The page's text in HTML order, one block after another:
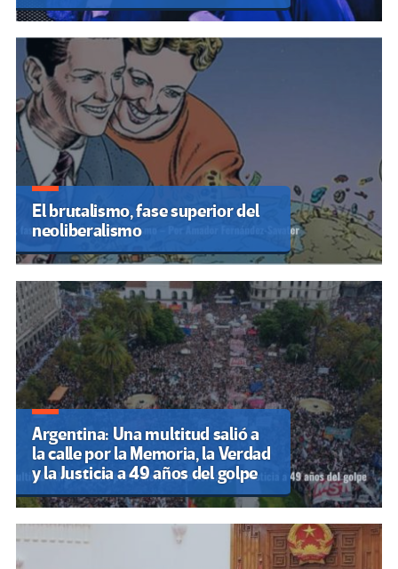
El brutalismo, fase superior del
neoliberalismo
Argentina: Una multitud salió a
la calle por la Memoria, la Verdad
y la Justicia a 49 años del golpe